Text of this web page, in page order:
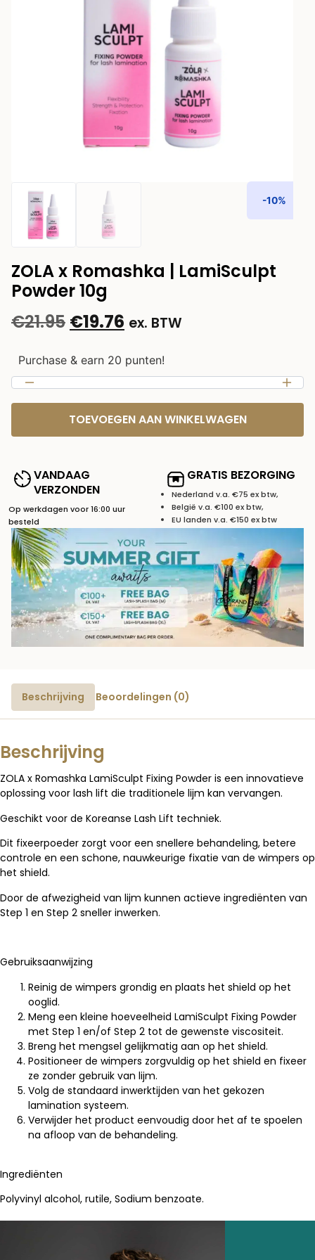
-10%
ZOLA x Romashka | LamiSculpt
Powder 10g
€21.95 €19.76 ex. BTW
Purchase & earn 20 punten!
TOEVOEGEN AAN WINKELWAGEN
VANDAAG
VERZONDEN
Op werkdagen voor 16:00 uur
besteld
GRATIS BEZORGING
Nederland v.a. €75 ex btw,
België v.a. €100 ex btw,
EU landen v.a. €150 ex btw
Beschrijving Beoordelingen (0)
Beschrijving
ZOLA x Romashka LamiSculpt Fixing Powder is een innovatieve
oplossing voor lash lift die traditionele lijm kan vervangen.
Geschikt voor de Koreanse Lash Lift techniek.
Dit fixeerpoeder zorgt voor een snellere behandeling, betere
controle en een schone, nauwkeurige fixatie van de wimpers op
het shield.
Door de afwezigheid van lijm kunnen actieve ingrediënten van
Step 1 en Step 2 sneller inwerken.
Gebruiksaanwijzing
Reinig de wimpers grondig en plaats het shield op het
ooglid.
Meng een kleine hoeveelheid LamiSculpt Fixing Powder
met Step 1 en/of Step 2 tot de gewenste viscositeit.
Breng het mengsel gelijkmatig aan op het shield.
Positioneer de wimpers zorgvuldig op het shield en fixeer
ze zonder gebruik van lijm.
Volg de standaard inwerktijden van het gekozen
lamination systeem.
Verwijder het product eenvoudig door het af te spoelen
na afloop van de behandeling.
Ingrediënten
Polyvinyl alcohol, rutile, Sodium benzoate.